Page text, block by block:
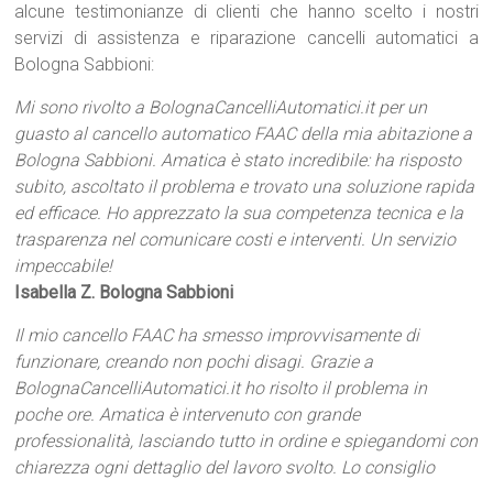
alcune testimonianze di clienti che hanno scelto i nostri
servizi di assistenza e riparazione cancelli automatici a
Bologna Sabbioni:
Mi sono rivolto a BolognaCancelliAutomatici.it per un
guasto al cancello automatico FAAC della mia abitazione a
Bologna Sabbioni. Amatica è stato incredibile: ha risposto
subito, ascoltato il problema e trovato una soluzione rapida
ed efficace. Ho apprezzato la sua competenza tecnica e la
trasparenza nel comunicare costi e interventi. Un servizio
impeccabile!
Isabella Z. Bologna Sabbioni
Il mio cancello FAAC ha smesso improvvisamente di
funzionare, creando non pochi disagi. Grazie a
BolognaCancelliAutomatici.it ho risolto il problema in
poche ore. Amatica è intervenuto con grande
professionalità, lasciando tutto in ordine e spiegandomi con
chiarezza ogni dettaglio del lavoro svolto. Lo consiglio